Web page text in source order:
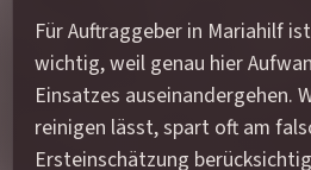
Für Auftraggeber in Mariahilf
wichtig, weil genau hier
Einsatzes auseinandergehen.
reinigen lässt, spart oft am
Ersteinschätzung